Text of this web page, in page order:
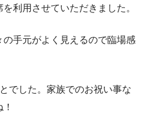
利用させていただきました。
手元がよく見えるので臨場感
でした。家族でのお祝い事な